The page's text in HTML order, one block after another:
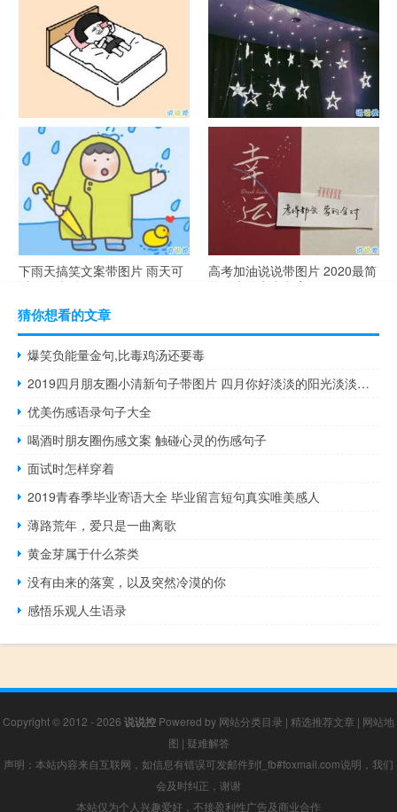
说说带图片
谐音梗土味情话大全带图片 油
腻搞笑的土味情话
很酷的霸气句子带图片 最新霸
气说说高冷范
下雨天搞笑文案带图片 雨天可
以发的幽默句子
高考加油说说带图片 2020最简
单励志的高考文案
猜你想看的文章
爆笑负能量金句,比毒鸡汤还要毒
2019四月朋友圈小清新句子带图片 四月你好淡淡的阳光淡淡的风
优美伤感语录句子大全
喝酒时朋友圈伤感文案 触碰心灵的伤感句子
面试时怎样穿着
2019青春季毕业寄语大全 毕业留言短句真实唯美感人
薄路荒年，爱只是一曲离歌
黄金芽属于什么茶类
没有由来的落寞，以及突然冷漠的你
感悟乐观人生语录
Copyright © 2012 - 2026 说说控 Powered by 网站分类目录 | 精选推荐文章 | 网站地
图 | 疑难解答
声明：本站内容来自互联网，如信息有错误可发邮件到f_fb#foxmail.com说明，我们
会及时纠正，谢谢
本站仅为个人兴趣爱好，不接盈利性广告及商业合作